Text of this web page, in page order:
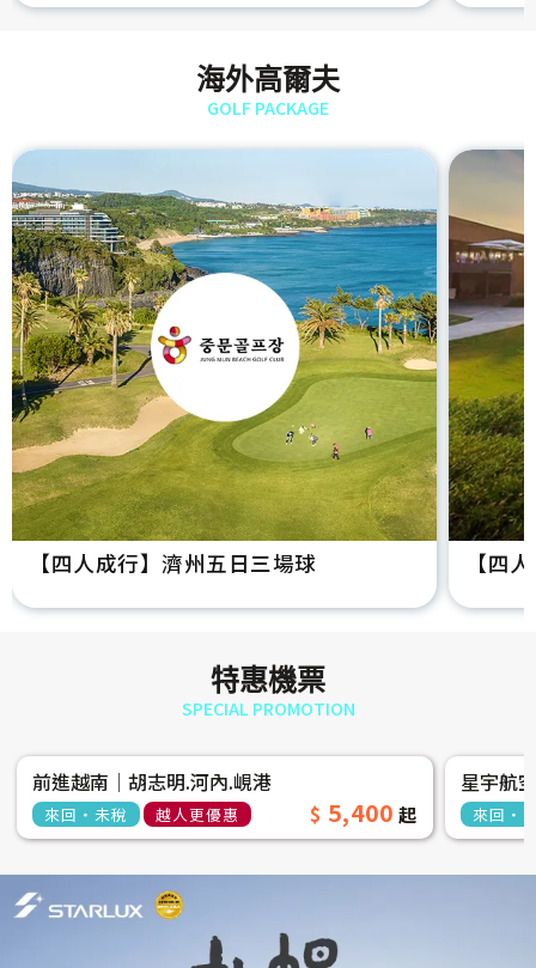
海外高爾夫
GOLF PACKAGE
【四人成行】濟州五日三場球 【四
特惠機票
SPECIAL PROMOTION
前進越南│胡志明.河內.峴港
來回‧未稅 越人更優惠 5,400
星宇航
來回‧